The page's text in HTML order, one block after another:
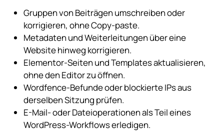
Gruppen von Beiträgen umschreiben oder
korrigieren, ohne Copy-paste.
Metadaten und Weiterleitungen über eine
Website hinweg korrigieren.
Elementor-Seiten und Templates aktualisieren,
ohne den Editor zu öffnen.
Wordfence-Befunde oder blockierte IPs aus
derselben Sitzung prüfen.
E-Mail- oder Dateioperationen als Teil eines
WordPress-Workflows erledigen.